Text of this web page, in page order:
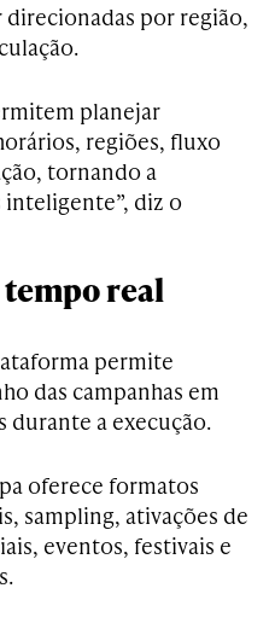
direcionadas por região,
planejar
regiões, fluxo
tornando a
diz o
real
permite
das campanhas em
durante a execução.
oferece formatos
sampling, ativações de
eventos, festivais e